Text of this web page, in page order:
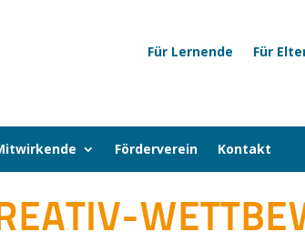
Für Lernende Für
Förderverein Kontakt